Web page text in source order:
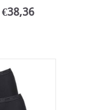
€38,36